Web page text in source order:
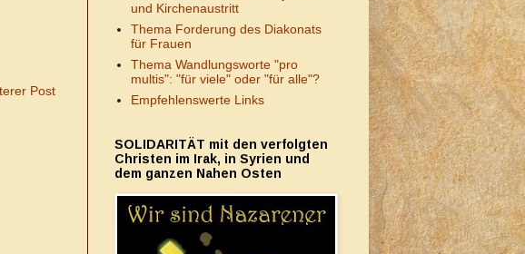
Post
und Kirchenaustritt
Thema Forderung des Diakonats
für Frauen
Thema Wandlungsworte "pro
multis": "für viele" oder "für alle"?
Empfehlenswerte Links
SOLIDARITÄT mit den verfolgten
Christen im Irak, in Syrien und
dem ganzen Nahen Osten